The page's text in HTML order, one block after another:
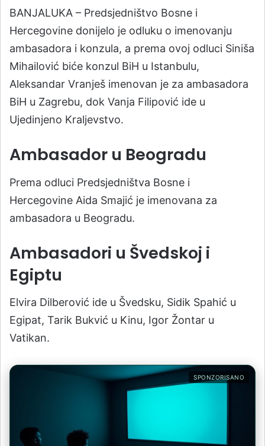
BANJALUKA – Predsjedništvo Bosne i
Hercegovine donijelo je odluku o imenovanju
ambasadora i konzula, a prema ovoj odluci Siniša
Mihailović biće konzul BiH u Istanbulu,
Aleksandar Vranješ imenovan je za ambasadora
BiH u Zagrebu, dok Vanja Filipović ide u
Ujedinjeno Kraljevstvo.
Ambasador u Beogradu
Prema odluci Predsjedništva Bosne i
Hercegovine Aida Smajić je imenovana za
ambasadora u Beogradu.
Ambasadori u Švedskoj i
Egiptu
Elvira Dilberović ide u Švedsku, Sidik Spahić u
Egipat, Tarik Bukvić u Kinu, Igor Žontar u
Vatikan.
SPONZORISANO